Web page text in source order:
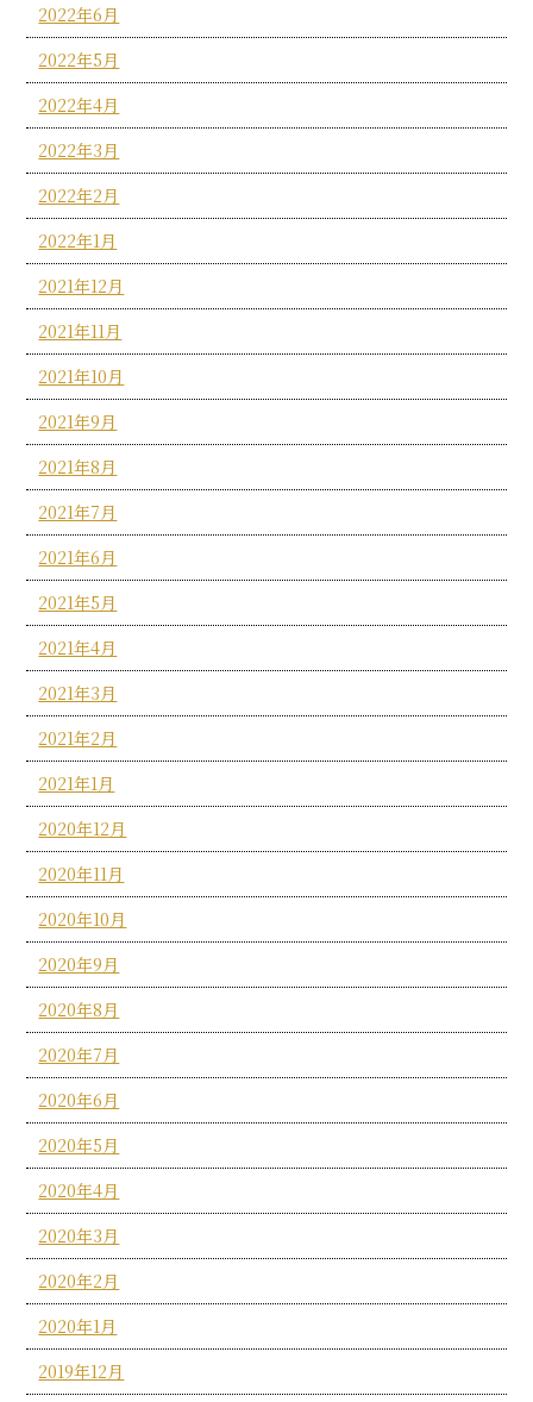
2022年6月
2022年5月
2022年4月
2022年3月
2022年2月
2022年1月
2021年12月
2021年11月
2021年10月
2021年9月
2021年8月
2021年7月
2021年6月
2021年5月
2021年4月
2021年3月
2021年2月
2021年1月
2020年12月
2020年11月
2020年10月
2020年9月
2020年8月
2020年7月
2020年6月
2020年5月
2020年4月
2020年3月
2020年2月
2020年1月
2019年12月